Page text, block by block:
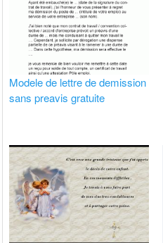
Modele de lettre de demission
sans preavis gratuite